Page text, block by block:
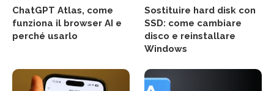
ChatGPT Atlas, come
funziona il browser AI e
perché usarlo
Sostituire hard disk con
SSD: come cambiare
disco e reinstallare
Windows